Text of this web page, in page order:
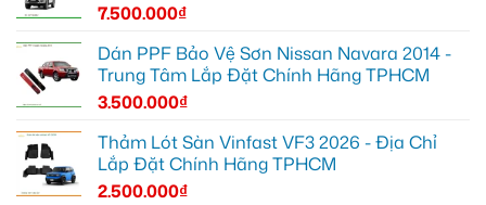
7.500.000₫
Dán PPF Bảo Vệ Sơn Nissan Navara 2014 -
Trung Tâm Lắp Đặt Chính Hãng TPHCM
3.500.000₫
Thảm Lót Sàn Vinfast VF3 2026 - Địa Chỉ
Lắp Đặt Chính Hãng TPHCM
2.500.000₫